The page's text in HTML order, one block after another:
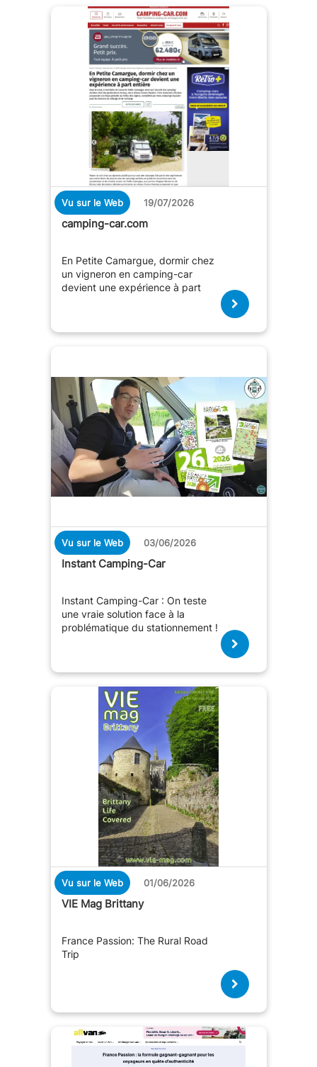
Vu sur le Web 19/07/2026
camping-car.com
En Petite Camargue, dormir chez
un vigneron en camping-car
devient une expérience à part
Vu sur le Web 03/06/2026
Instant Camping-Car
Instant Camping-Car : On teste
une vraie solution face à la
problématique du stationnement !
Vu sur le Web 01/06/2026
VIE Mag Brittany
France Passion: The Rural Road
Trip